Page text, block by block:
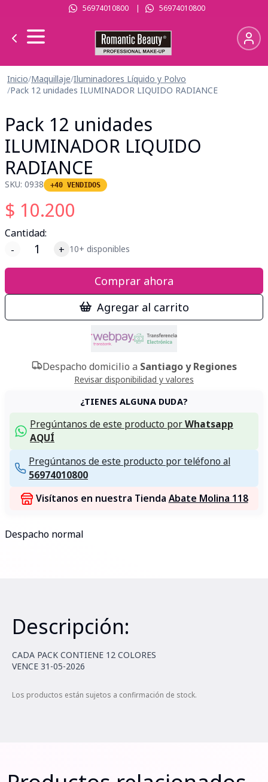
56974010800| 56974010800
Inicio/Maquillaje/Iluminadores Líquido y Polvo
/Pack 12 unidades ILUMINADOR LIQUIDO RADIANCE
Pack 12 unidades
ILUMINADOR LIQUIDO
RADIANCE
SKU: 0938 +40 VENDIDOS
$ 10.200
Cantidad:
-
+ 10+ disponibles
Comprar ahora
Agregar al carrito
Despacho domicilio a Santiago y Regiones
Revisar disponibilidad y valores
¿TIENES ALGUNA DUDA?
Pregúntanos de este producto porWhatsapp
AQUÍ
Pregúntanos de este producto por teléfono al
56974010800
Visítanos en nuestra Tienda Abate Molina 118
Despacho normal
Descripción:
CADA PACK CONTIENE 12 COLORES
VENCE 31-05-2026
Los productos están sujetos a confirmación de stock.